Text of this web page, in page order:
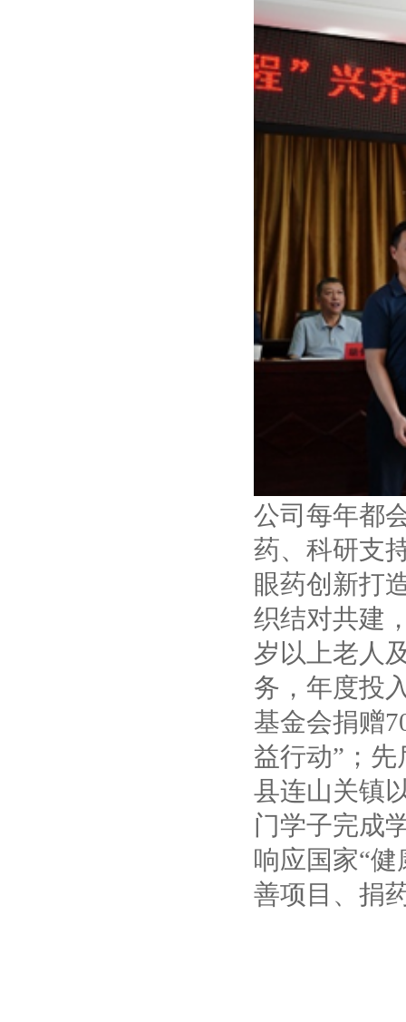
公司每年都
药、科研支
眼药创新打
织结对共建
岁以上老人
务，年度投
基金会捐赠
益行动”；
县连山关镇
门学子完成
响应国家“
善项目、捐